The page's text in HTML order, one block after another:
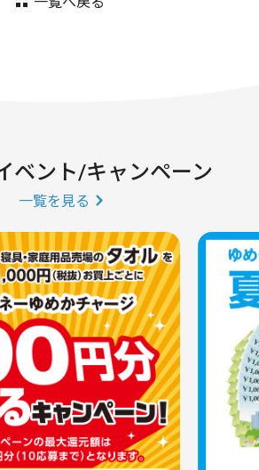
ベント/キャンペーン
一覧を見る